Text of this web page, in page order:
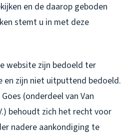
en de daarop geboden
stemt u in met deze
website zijn bedoeld ter
en zijn niet uitputtend bedoeld.
(onderdeel van Van
behoudt zich het recht voor
nadere aankondiging te